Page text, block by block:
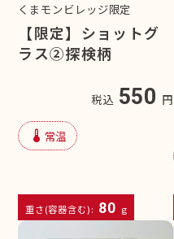
くまモンビレッジ限定
【限定】ショットグ
ラス②探検柄
税込 550 円
device_thermostat 常温
重さ(容器含む): 80 g